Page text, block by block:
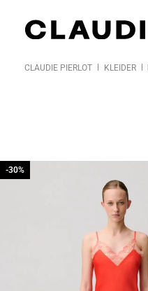
CLAUDIE PIERLOT KLEIDER
-30%
-30%